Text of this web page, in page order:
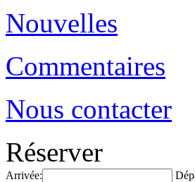
Nouvelles
Commentaires
Nous contacter
Réserver
Arrivée: